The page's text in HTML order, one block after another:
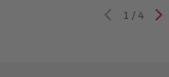
1 / 4